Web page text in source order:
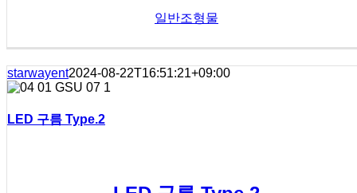
일반조형물
starwayent2024-08-22T16:51:21+09:00
LED 구름 Type.2